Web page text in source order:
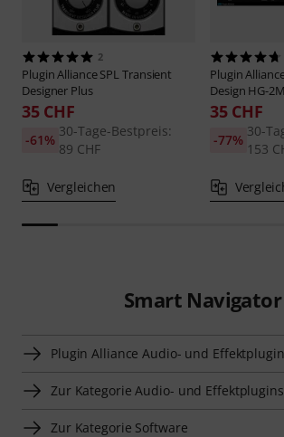
2
Plugin AllianceSPL Transient
Designer Plus
35 CHF
30-Tage-Bestpreis:
89 CHF
-61%
Vergleichen
Plugin
Design HG-
35 CHF
30-
153
-77%
Smart Navigator
Plugin Alliance Audio- und
Zur Kategorie Audio- und Effektplugins
Zur Kategorie Software